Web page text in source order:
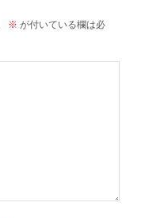
※ が付いている欄は必